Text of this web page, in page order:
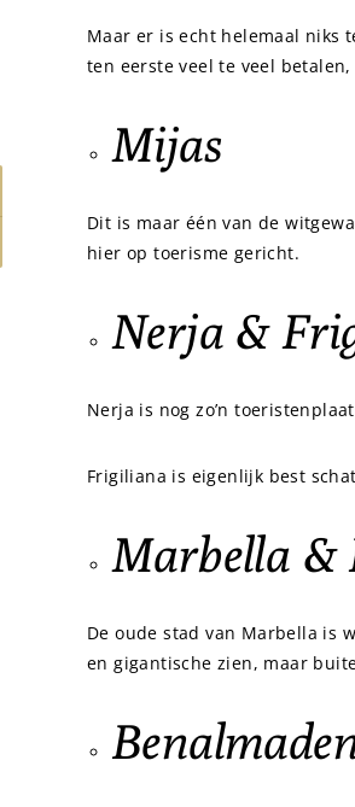
Maar er is echt helemaal niks
ten eerste veel te veel
Mijas
Dit is maar één van de
hier op toerisme gericht.
Nerja &
Nerja is nog zo’n
Frigiliana is eigenlijk best
Marbella &
De oude stad van Marbella is
en gigantische zien, maar